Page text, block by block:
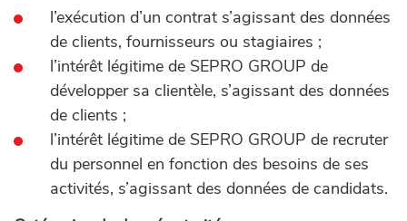
l’exécution d’un contrat s’agissant des données
de clients, fournisseurs ou stagiaires ;
l’intérêt légitime de SEPRO GROUP de
développer sa clientèle, s’agissant des données
de clients ;
l’intérêt légitime de SEPRO GROUP de recruter
du personnel en fonction des besoins de ses
activités, s’agissant des données de candidats.